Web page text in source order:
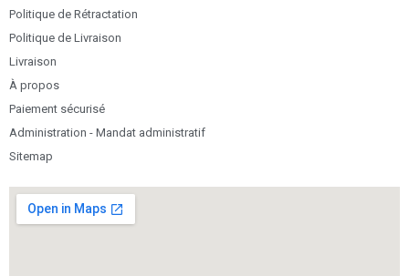
Politique de Rétractation
Politique de Livraison
Livraison
À propos
Paiement sécurisé
Administration - Mandat administratif
Sitemap